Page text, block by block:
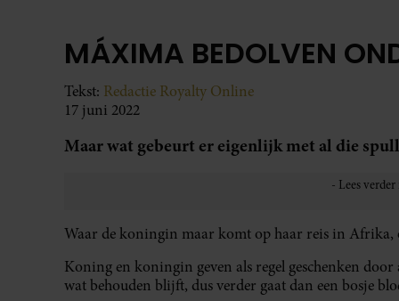
MÁXIMA BEDOLVEN
Tekst: Redactie Royalty Online
17 juni 2022
Maar wat gebeurt er eigenlijk met al die
Waar de koningin maar komt op haar reis in Afrika,
Koning en koningin geven als regel geschenken
wat behouden blijft, dus verder gaat dan een bosje